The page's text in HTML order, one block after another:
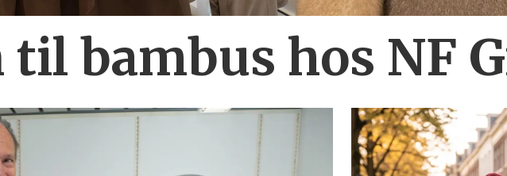
bambus hos NF